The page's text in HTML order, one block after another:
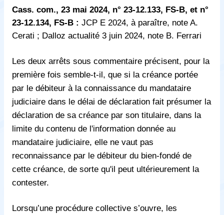
Cass. com., 23 mai 2024, n° 23-12.133, FS-B, et n°
23-12.134, FS-B : JCP E 2024, à paraître, note A.
Cerati ; Dalloz actualité 3 juin 2024, note B. Ferrari
Les deux arrêts sous commentaire précisent, pour la
première fois semble-t-il, que si la créance portée
par le débiteur à la connaissance du mandataire
judiciaire dans le délai de déclaration fait présumer la
déclaration de sa créance par son titulaire, dans la
limite du contenu de l'information donnée au
mandataire judiciaire, elle ne vaut pas
reconnaissance par le débiteur du bien-fondé de
cette créance, de sorte qu'il peut ultérieurement la
contester.
Lorsqu’une procédure collective s’ouvre, les